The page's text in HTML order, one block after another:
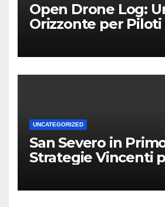
Open Drone Log:
Orizzonte per Piloti
UNCATEGORIZED
San Severo in
Strategie Vincenti
Territorio